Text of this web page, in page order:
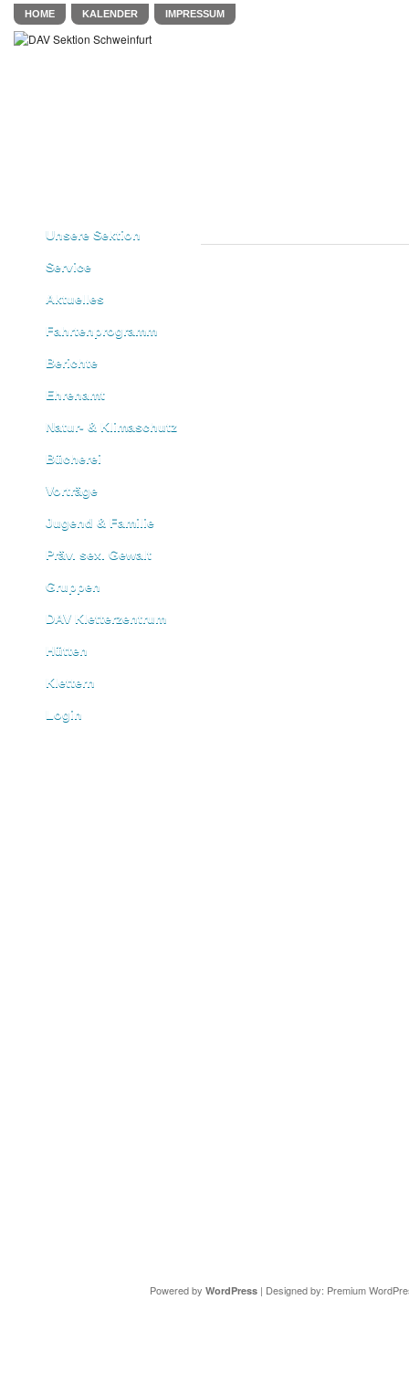
HOME KALENDER IMPRESSUM
Unsere Sektion
Service
Aktuelles
Fahrtenprogramm
Berichte
Ehrenamt
Natur- & Klimaschutz
Bücherei
Vorträge
Jugend & Familie
Präv. sex. Gewalt
Gruppen
DAV Kletterzentrum
Hütten
Klettern
Login
Powered by WordPress| Designed by: Premium